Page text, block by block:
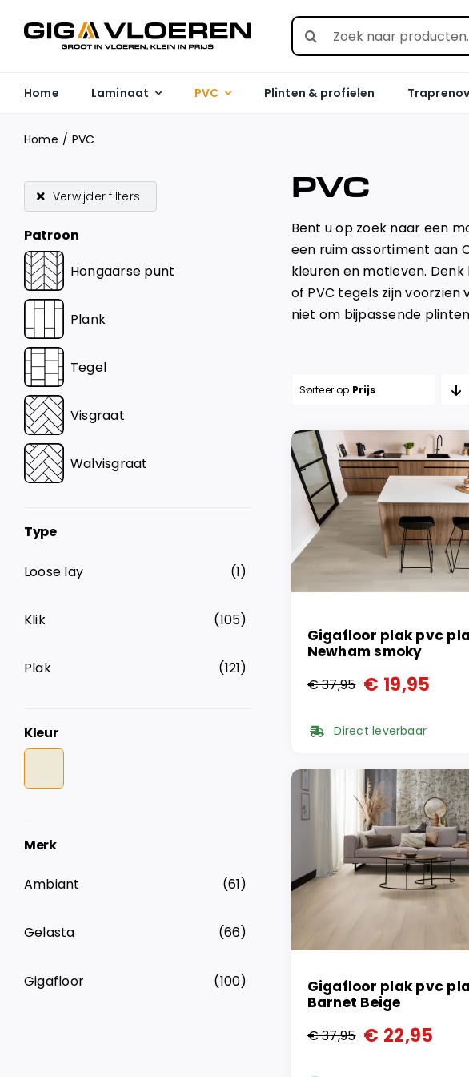
Search
for:
Home Laminaat PVC Plinten & profielen
Home PVC
Verwijder filters
Patroon
Hongaarse punt
Plank
Tegel
Visgraat
Walvisgraat
Type
Loose lay (1)
Klik (105)
Plak (121)
Kleur
Merk
Ambiant (61)
Gelasta (66)
Gigafloor (100)
PVC
Bent u op zoek naar een
een ruim assortiment aan
kleuren en motieven.
of PVC tegels zijn
niet om bijpassende
Sorteer op Prijs
Gigafloor plak pvc
Newham smoky
€37,95
Oorspronkelijke
prijs
€ 37,95.
€ 19,95
Huidige
prijs
€ 19,95.
Direct leverbaar
Gigafloor plak pvc
Barnet Beige
€37,95
Oorspronkelijke
€ 22,95
Huidige